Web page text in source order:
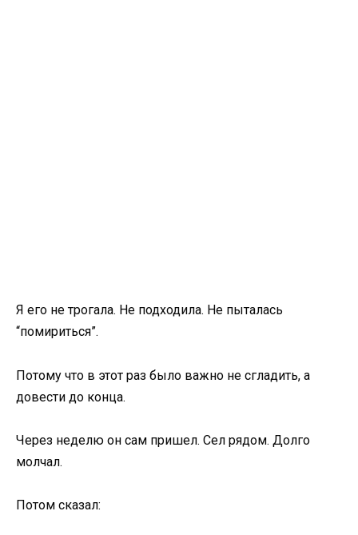
Я его не трогала. Не подходила. Не пыталась
“помириться”.
Потому что в этот раз было важно не сгладить, а
довести до конца.
Через неделю он сам пришел. Сел рядом. Долго
молчал.
Потом сказал: